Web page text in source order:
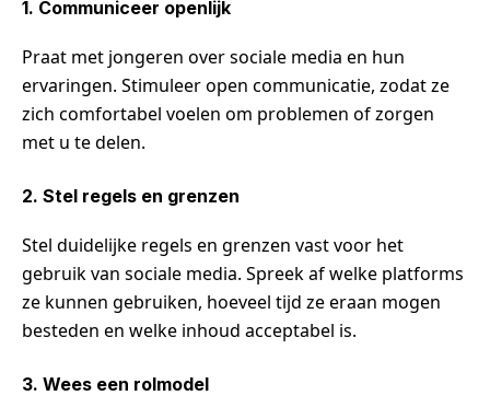
1. Communiceer openlijk
Praat met jongeren over sociale media en hun
ervaringen. Stimuleer open communicatie, zodat ze
zich comfortabel voelen om problemen of zorgen
met u te delen.
2. Stel regels en grenzen
Stel duidelijke regels en grenzen vast voor het
gebruik van sociale media. Spreek af welke platforms
ze kunnen gebruiken, hoeveel tijd ze eraan mogen
besteden en welke inhoud acceptabel is.
3. Wees een rolmodel